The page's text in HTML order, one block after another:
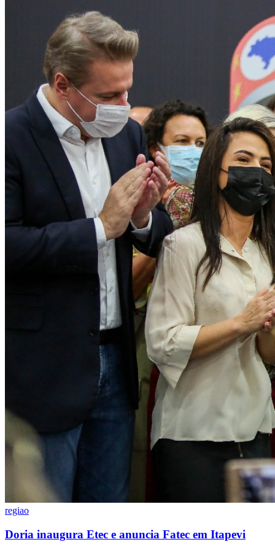
Libertadores
Sul-Americana
Copa América
Champions League
Premier League
La Liga
Bundesliga
Mundial 2026
Times - Ir direto
regiao
Doria inaugura Etec e anuncia Fatec em Itapevi